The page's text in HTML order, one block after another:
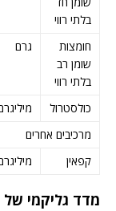
בלתי רווי
חומצות
שומן רב
בלתי רווי
גרם
כולסטרול
מרכיבים אחרים
קפאין
מדד גליקמי